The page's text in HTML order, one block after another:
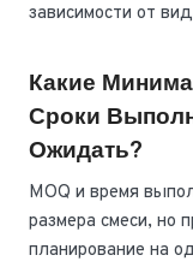
зависимости от
Какие
Сроки
Ожидать?
MOQ и время
размера смеси, но
планирование на